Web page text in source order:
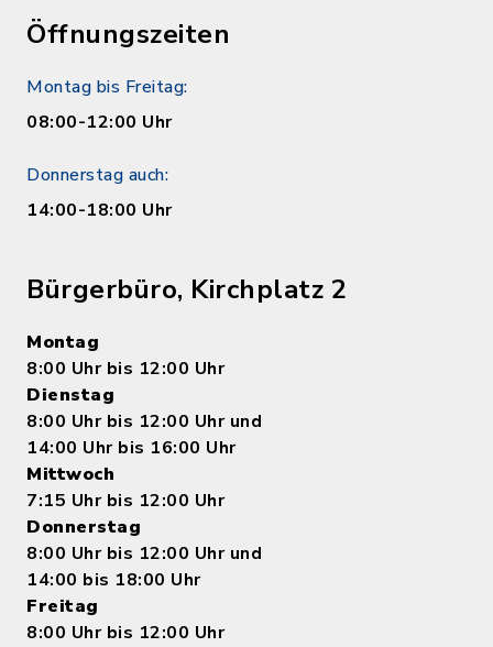
Öffnungszeiten
Montag bis Freitag:
08:00-12:00 Uhr
Donnerstag auch:
14:00-18:00 Uhr
Bürgerbüro, Kirchplatz 2
Montag
8:00 Uhr bis 12:00 Uhr
Dienstag
8:00 Uhr bis 12:00 Uhr und
14:00 Uhr bis 16:00 Uhr
Mittwoch
7:15 Uhr bis 12:00 Uhr
Donnerstag
8:00 Uhr bis 12:00 Uhr und
14:00 bis 18:00 Uhr
Freitag
8:00 Uhr bis 12:00 Uhr